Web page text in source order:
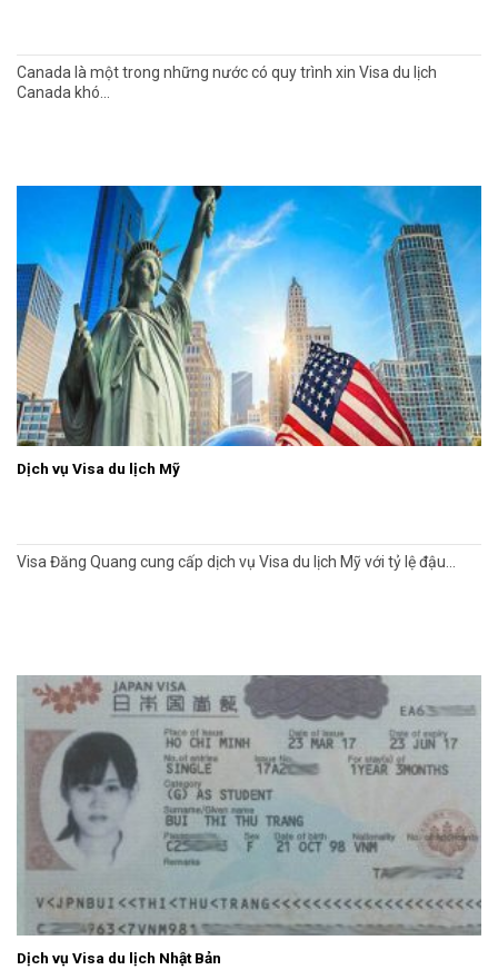
Canada là một trong những nước có quy trình xin Visa du lịch
Canada khó...
Dịch vụ Visa du lịch Mỹ
Visa Đăng Quang cung cấp dịch vụ Visa du lịch Mỹ với tỷ lệ đậu...
Dịch vụ Visa du lịch Nhật Bản